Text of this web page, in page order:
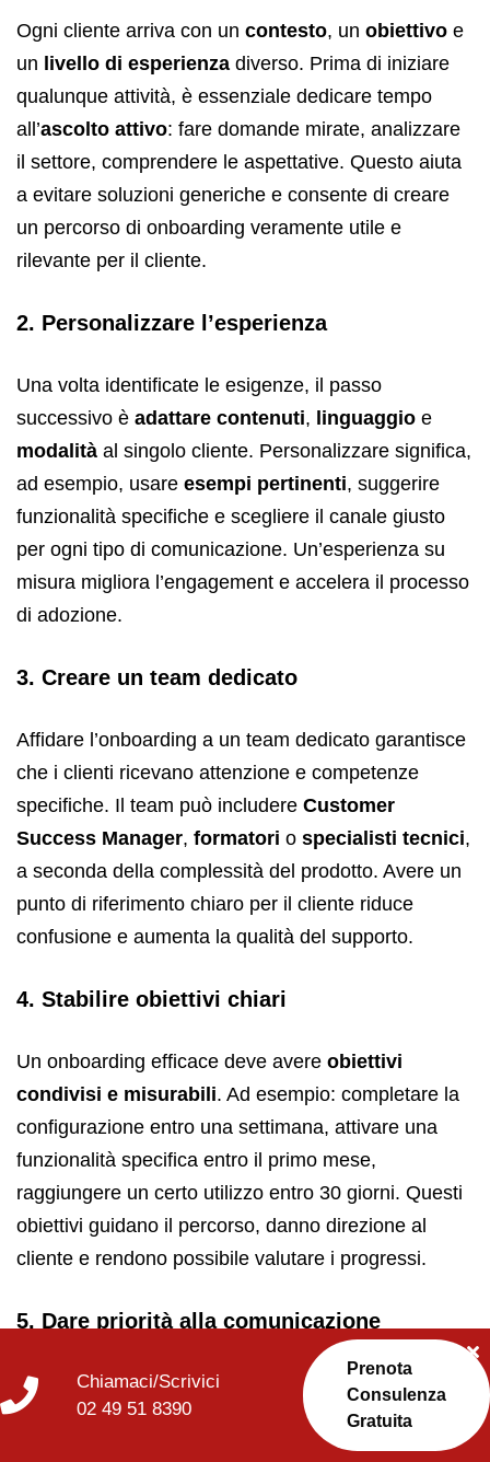
Ogni cliente arriva con un contesto, un obiettivo e
un livello di esperienza diverso. Prima di iniziare
qualunque attività, è essenziale dedicare tempo
all’ascolto attivo: fare domande mirate, analizzare
il settore, comprendere le aspettative. Questo aiuta
a evitare soluzioni generiche e consente di creare
un percorso di onboarding veramente utile e
rilevante per il cliente.
2. Personalizzare l’esperienza
Una volta identificate le esigenze, il passo
successivo è adattare contenuti, linguaggio e
modalità al singolo cliente. Personalizzare significa,
ad esempio, usare esempi pertinenti, suggerire
funzionalità specifiche e scegliere il canale giusto
per ogni tipo di comunicazione. Un’esperienza su
misura migliora l’engagement e accelera il processo
di adozione.
3. Creare un team dedicato
Affidare l’onboarding a un team dedicato garantisce
che i clienti ricevano attenzione e competenze
specifiche. Il team può includere Customer
Success Manager, formatori o specialisti tecnici,
a seconda della complessità del prodotto. Avere un
punto di riferimento chiaro per il cliente riduce
confusione e aumenta la qualità del supporto.
4. Stabilire obiettivi chiari
Un onboarding efficace deve avere obiettivi
condivisi e misurabili. Ad esempio: completare la
configurazione entro una settimana, attivare una
funzionalità specifica entro il primo mese,
raggiungere un certo utilizzo entro 30 giorni. Questi
obiettivi guidano il percorso, danno direzione al
cliente e rendono possibile valutare i progressi.
5. Dare priorità alla comunicazione
Il silenzio è uno dei maggiori nemici dell’onboarding.
È importante mantenere una
comunicazione
facilmente accessibile.
Chiamaci/Scrivici
02 49 51 8390
Prenota
Consulenza
Gratuita